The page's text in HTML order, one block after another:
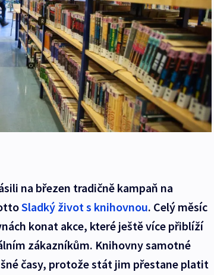
na březen tradičně kampaň na
Sladký život s knihovnou. Celý měsíc
konat akce, které ještě více přiblíží
zákazníkům. Knihovny samotné
časy, protože stát jim přestane platit